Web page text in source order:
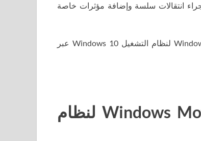
انتقالات سلسة وإضافة مؤثرات خاصة
في هذه الصفحة، باستخدام الزر أدناه، يمكنك تنزيل Windows Movie Maker لنظام التشغيل Windows 10 عبر
لقطات شاشة لبرنامج Windows Movie Maker لنظام